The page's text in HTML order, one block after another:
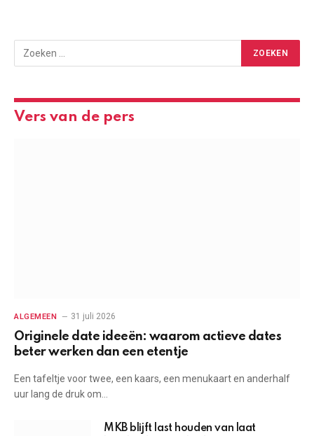
Vers van de pers
ALGEMEEN 31 juli 2026
Originele date ideeën: waarom actieve dates
beter werken dan een etentje
Een tafeltje voor twee, een kaars, een menukaart en anderhalf
uur lang de druk om…
MKB blijft last houden van laat